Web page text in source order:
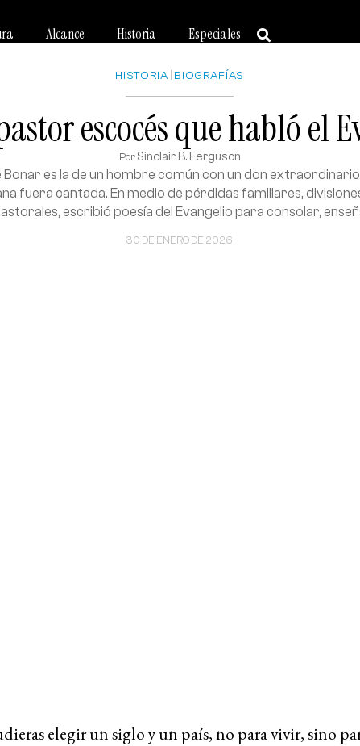
Alcance Historia Especiales
HISTORIA BIOGRAFÍAS
escocés que habló el
Por Sinclair B. Ferguson
30 DE ENERO DE 2026
Bonar es la de un hombre común con un don
fuera cantada. En medio de pérdidas familiares,
escribió poesía del Evangelio para consolar,
elegir un siglo y un país, no para vivir, sino